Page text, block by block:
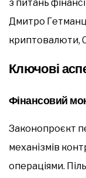
з питань
Дмитро
криптовалюти,
Ключові
Фінансовий
Законопроєкт
механізмів
операціями.